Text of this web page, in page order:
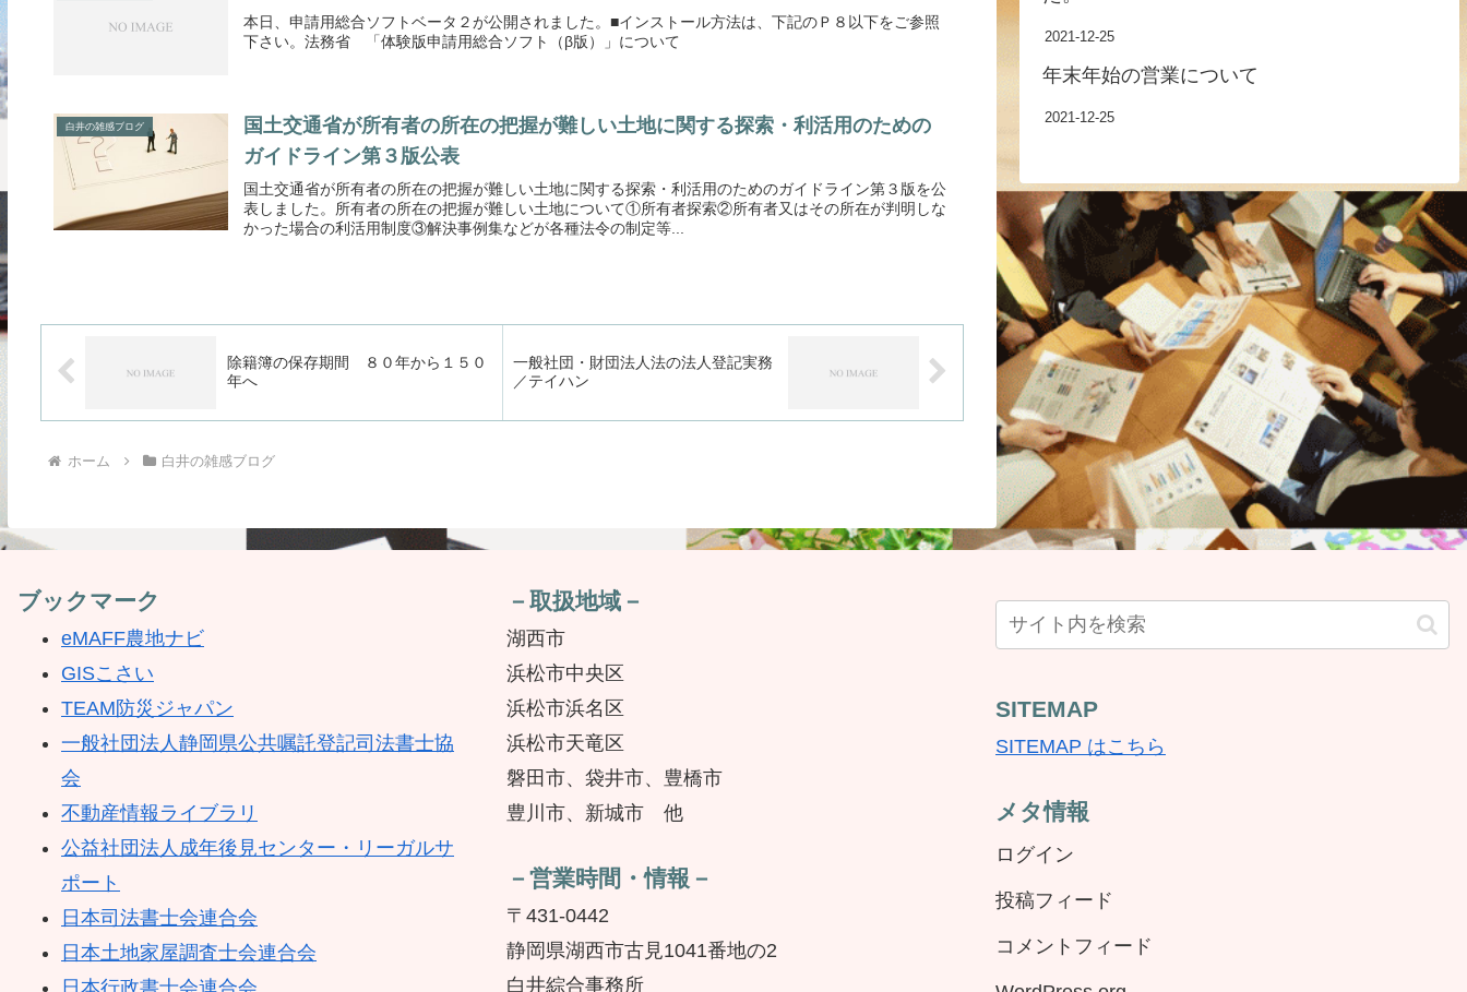
本日、申請用総合ソフトベータ２が公開されました。■インストール方法は、下記のＰ８以下をご参照
下さい。法務省 「体験版申請用総合ソフト（β版）」について
白井の雑感ブログ
国土交通省が所有者の所在の把握が難しい土地に関する探索・利活用のための
ガイドライン第３版公表
国土交通省が所有者の所在の把握が難しい土地に関する探索・利活用のためのガイドライン第３版を公
表しました。所有者の所在の把握が難しい土地について①所有者探索②所有者又はその所在が判明しな
かった場合の利活用制度③解決事例集などが各種法令の制定等...
除籍簿の保存期間 ８０年から１５０
年へ
一般社団・財団法人法の法人登記実務
／テイハン
ホーム 白井の雑感ブログ
2021-12-25
年末年始の営業について
2021-12-25
ブックマーク
eMAFF農地ナビ
GISこさい
TEAM防災ジャパン
一般社団法人静岡県公共嘱託登記司法書士協
会
不動産情報ライブラリ
公益社団法人成年後見センター・リーガルサ
ポート
日本司法書士会連合会
日本土地家屋調査士会連合会
－取扱地域－
湖西市
浜松市中央区
浜松市浜名区
浜松市天竜区
磐田市、袋井市、豊橋市
豊川市、新城市 他
－営業時間・情報－
〒431-0442
静岡県湖西市古見1041番地の2
白井綜合事務所
SITEMAP
SITEMAP はこちら
メタ情報
ログイン
投稿フィード
コメントフィード